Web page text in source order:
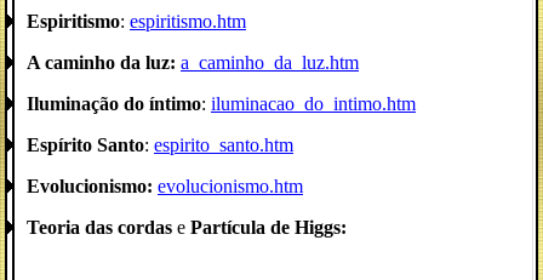
Espiritismo: espiritismo.htm
A caminho da luz: a_caminho_da_luz.htm
Iluminação do íntimo: iluminacao_do_intimo.htm
Espírito Santo: espirito_santo.htm
Evolucionismo: evolucionismo.htm
Teoria das cordas e Partícula de Higgs: